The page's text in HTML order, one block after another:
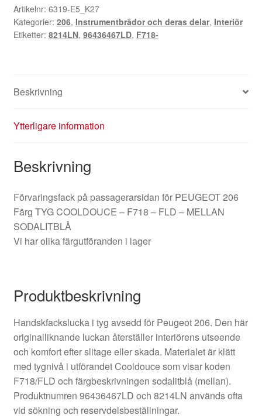
tyg
Peugeot
206
Artikelnr: 6319-E5_K27
Kategorier: 206, Instrumentbrädor och deras delar, Interiör
Etiketter: 8214LN, 96436467LD, F718-
Beskrivning
Ytterligare information
Beskrivning
Förvaringsfack på passagerarsidan för PEUGEOT 206
Färg TYG COOLDOUCE – F718 – FLD – MELLAN
SODALITBLÅ
Vi har olika färgutföranden i lager
Produktbeskrivning
Handskfackslucka i tyg avsedd för Peugeot 206. Den här
originalliknande luckan återställer interiörens utseende
och komfort efter slitage eller skada. Materialet är klätt
med tygnivå i utförandet Cooldouce som visar koden
F718/FLD och färgbeskrivningen sodalitblå (mellan).
Produktnumren 96436467LD och 8214LN används ofta
vid sökning och reservdelsbeställningar.